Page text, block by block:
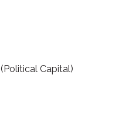
(Political Capital)